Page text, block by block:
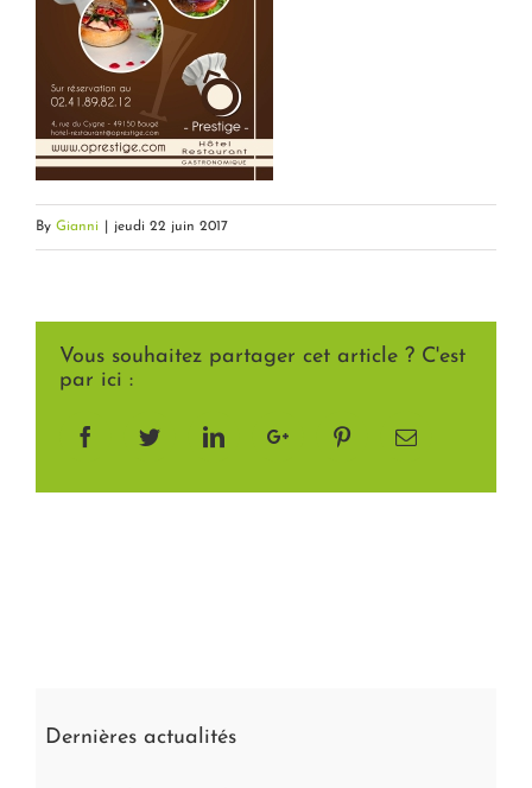
By Gianni jeudi 22 juin 2017
Vous souhaitez partager cet article ? C'est
par ici :
FacebookTwitterLinkedInGoogle+ PinterestEmail
Dernières actualités